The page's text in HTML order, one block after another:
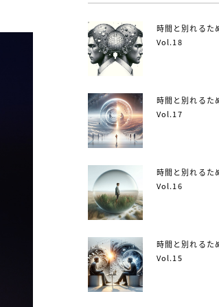
時間と別れるた
Vol.18
時間と別れるた
Vol.17
時間と別れるた
Vol.16
時間と別れるた
Vol.15